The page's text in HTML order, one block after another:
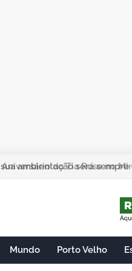
sua ambientação será
Mundo Porto Velho